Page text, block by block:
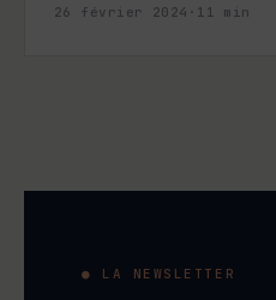
26 février 2024 · 11 min
● LA NEWSLETTER